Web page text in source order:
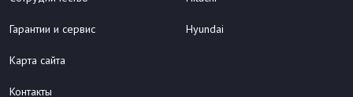
Гарантии и сервис
Карта сайта
Контакты
Hyundai